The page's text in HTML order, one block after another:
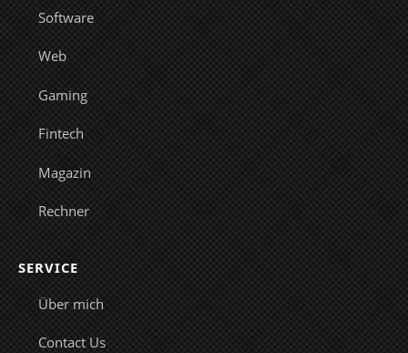
Software
Web
Gaming
Fintech
Magazin
Rechner
SERVICE
Über mich
Contact Us